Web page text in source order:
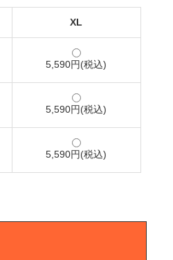
XL
5,590円(税込)
5,590円(税込)
5,590円(税込)